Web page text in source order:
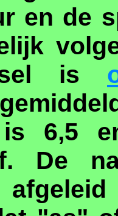
en de
is
is 6,5
De